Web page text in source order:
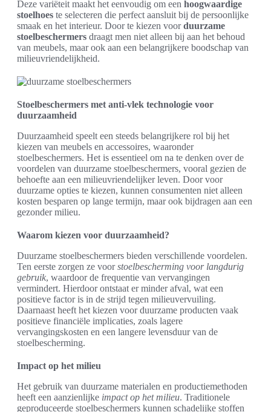
Deze variëteit maakt het eenvoudig om een hoogwaardige
stoelhoes te selecteren die perfect aansluit bij de persoonlijke
smaak en het interieur. Door te kiezen voorduurzame
stoelbeschermers draagt men niet alleen bij aan het behoud
van meubels, maar ook aan een belangrijkere boodschap van
milieuvriendelijkheid.
Stoelbeschermers met anti-vlek technologie voor
duurzaamheid
Duurzaamheid speelt een steeds belangrijkere rol bij het
kiezen van meubels en accessoires, waaronder
stoelbeschermers. Het is essentieel om na te denken over de
voordelen van duurzame stoelbeschermers, vooral gezien de
behoefte aan een milieuvriendelijker leven. Door voor
duurzame opties te kiezen, kunnen consumenten niet alleen
kosten besparen op lange termijn, maar ook bijdragen aan een
gezonder milieu.
Waarom kiezen voor duurzaamheid?
Duurzame stoelbeschermers bieden verschillende voordelen.
Ten eerste zorgen ze voorstoelbescherming voor langdurig
gebruik, waardoor de frequentie van vervangingen
vermindert. Hierdoor ontstaat er minder afval, wat een
positieve factor is in de strijd tegen milieuvervuiling.
Daarnaast heeft het kiezen voor duurzame producten vaak
positieve financiële implicaties, zoals lagere
vervangingskosten en een langere levensduur van de
stoelbescherming.
Impact op het milieu
Het gebruik van duurzame materialen en productiemethoden
heeft een aanzienlijke impact op het milieu. Traditionele
geproduceerde stoelbeschermers kunnen schadelijke stoffen